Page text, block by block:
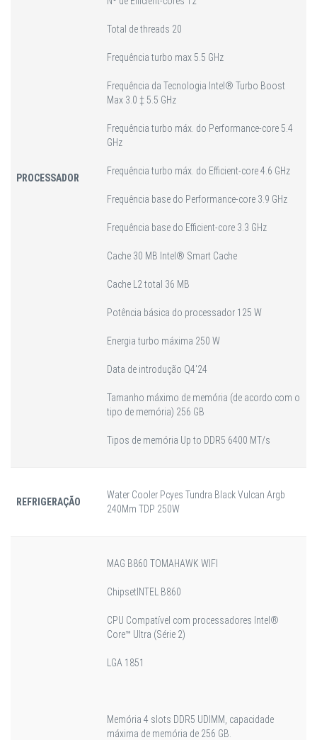
PROCESSADOR
Total de threads 20
Frequência turbo max 5.5 GHz
Frequência da Tecnologia Intel® Turbo Boost
Max 3.0 ‡ 5.5 GHz
Frequência turbo máx. do Performance-core 5.4
GHz
Frequência turbo máx. do Efficient-core 4.6 GHz
Frequência base do Performance-core 3.9 GHz
Frequência base do Efficient-core 3.3 GHz
Cache 30 MB Intel® Smart Cache
Cache L2 total 36 MB
Potência básica do processador 125 W
Energia turbo máxima 250 W
Data de introdução Q4'24
Tamanho máximo de memória (de acordo com o
tipo de memória) 256 GB
Tipos de memória Up to DDR5 6400 MT/s
REFRIGERAÇÃO
Water Cooler Pcyes Tundra Black Vulcan Argb
240Mm TDP 250W
MAG B860 TOMAHAWK WIFI
ChipsetINTEL B860
CPU Compatível com processadores Intel®
Core™ Ultra (Série 2)
LGA 1851
Memória 4 slots DDR5 UDIMM, capacidade
máxima de memória de 256 GB.